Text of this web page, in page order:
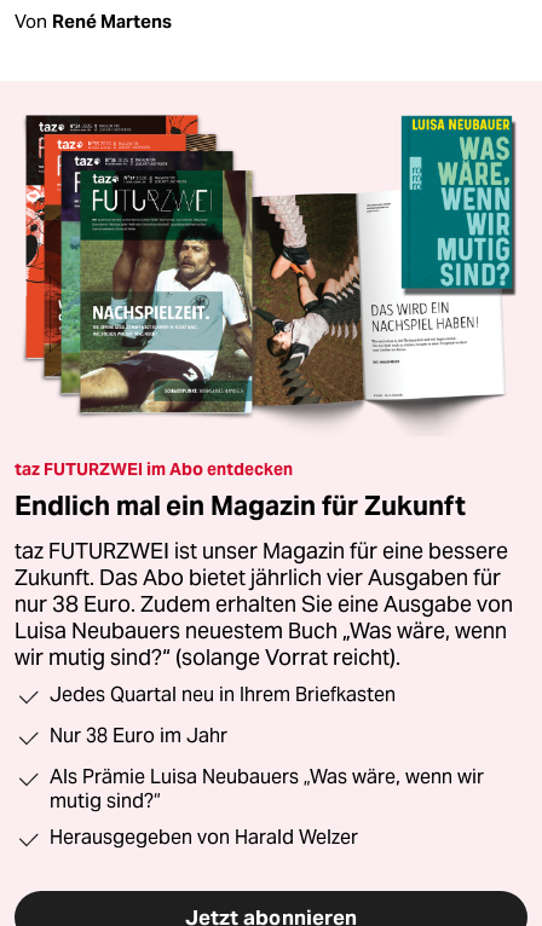
Von René Martens
taz FUTURZWEI im Abo entdecken
Endlich mal ein Magazin für Zukunft
taz FUTURZWEI ist unser Magazin für eine bessere
Zukunft. Das Abo bietet jährlich vier Ausgaben für
nur 38 Euro. Zudem erhalten Sie eine Ausgabe von
Luisa Neubauers neuestem Buch „Was wäre, wenn
wir mutig sind?“ (solange Vorrat reicht).
Jedes Quartal neu in Ihrem Briefkasten
Nur 38 Euro im Jahr
Als Prämie Luisa Neubauers „Was wäre, wenn wir
mutig sind?“
Herausgegeben von Harald Welzer
Jetzt abonnieren